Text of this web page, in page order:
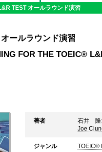
TEST オールラウンド演習
ールラウンド演習
FOR THE TOEIC®
著者 石井 隆
Joe
ジャンル TOEIC®